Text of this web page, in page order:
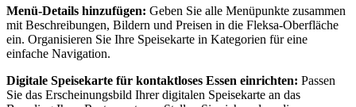
Menü-Details hinzufügen: Geben Sie alle Menüpunkte zusammen
mit Beschreibungen, Bildern und Preisen in die Fleksa-Oberfläche
ein. Organisieren Sie Ihre Speisekarte in Kategorien für eine
einfache Navigation.
Digitale Speisekarte für kontaktloses Essen einrichten: Passen
Sie das Erscheinungsbild Ihrer digitalen Speisekarte an das